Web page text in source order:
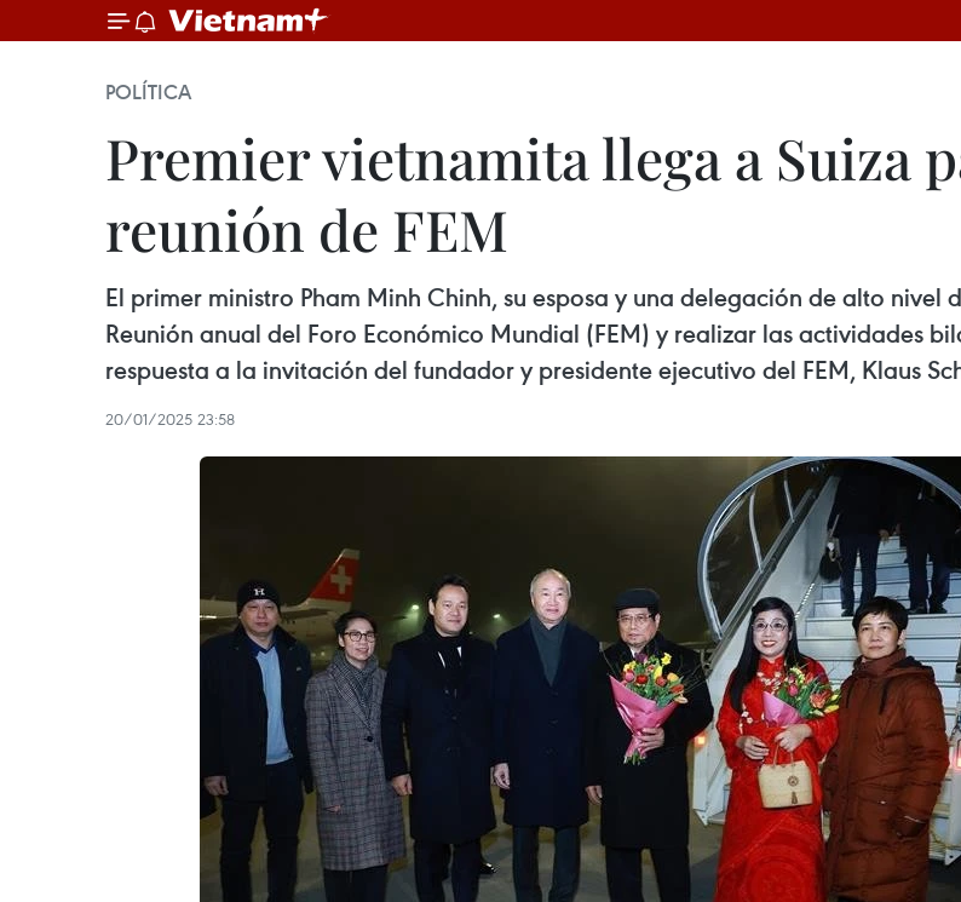
POLÍTICA
Premier vietnamita llega a Suiza
reunión de FEM
El primer ministro Pham Minh Chinh, su esposa y una delegación de alto
Reunión anual del Foro Económico Mundial (FEM) y realizar las actividades
respuesta a la invitación del fundador y presidente ejecutivo del FEM, Klaus
20/01/2025 23:58